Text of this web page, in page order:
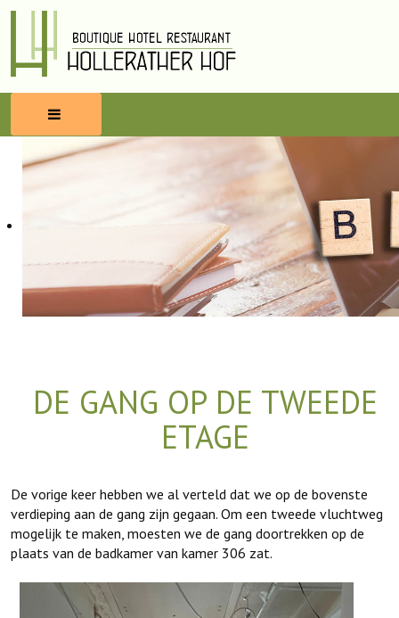
HOME
WELLNESS
DE GANG OP DE TWEEDE
ETAGE
De vorige keer hebben we al verteld dat we op de bovenste
verdieping aan de gang zijn gegaan. Om een tweede vluchtweg
mogelijk te maken, moesten we de gang doortrekken op de
plaats van de badkamer van kamer 306 zat.